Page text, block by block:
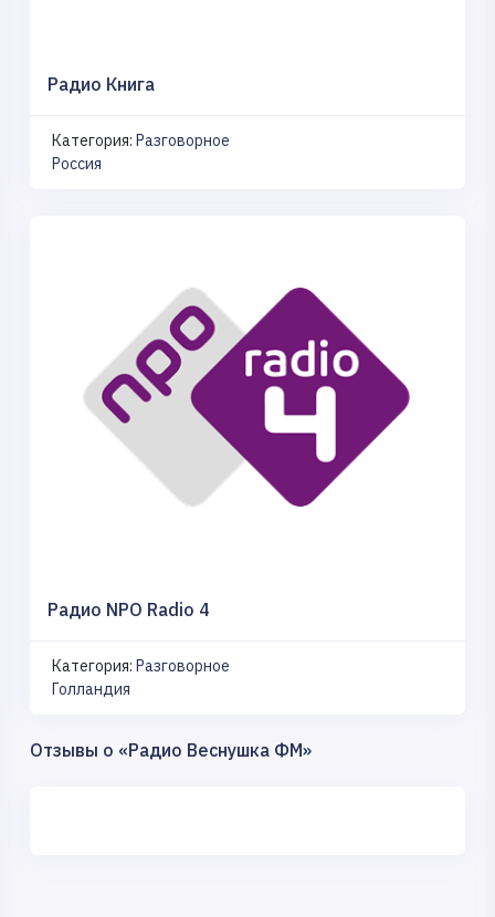
Радио Книга
Категория: Разговорное
Россия
Радио NPO Radio 4
Категория: Разговорное
Голландия
Отзывы о «Радио Веснушка ФМ»